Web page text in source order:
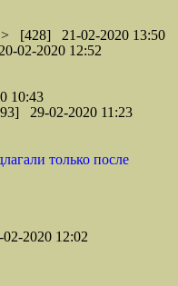
> [428] 21-02-2020 13:50
02-2020 12:52
10:43
29-02-2020 11:23
только после
2020 12:02